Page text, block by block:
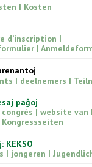
| Kosten
d’inscription |
|
| deelnemers |
paĝoj
congrès | website van
KEKSO
| jongeren |